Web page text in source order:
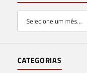
CATEGORIAS